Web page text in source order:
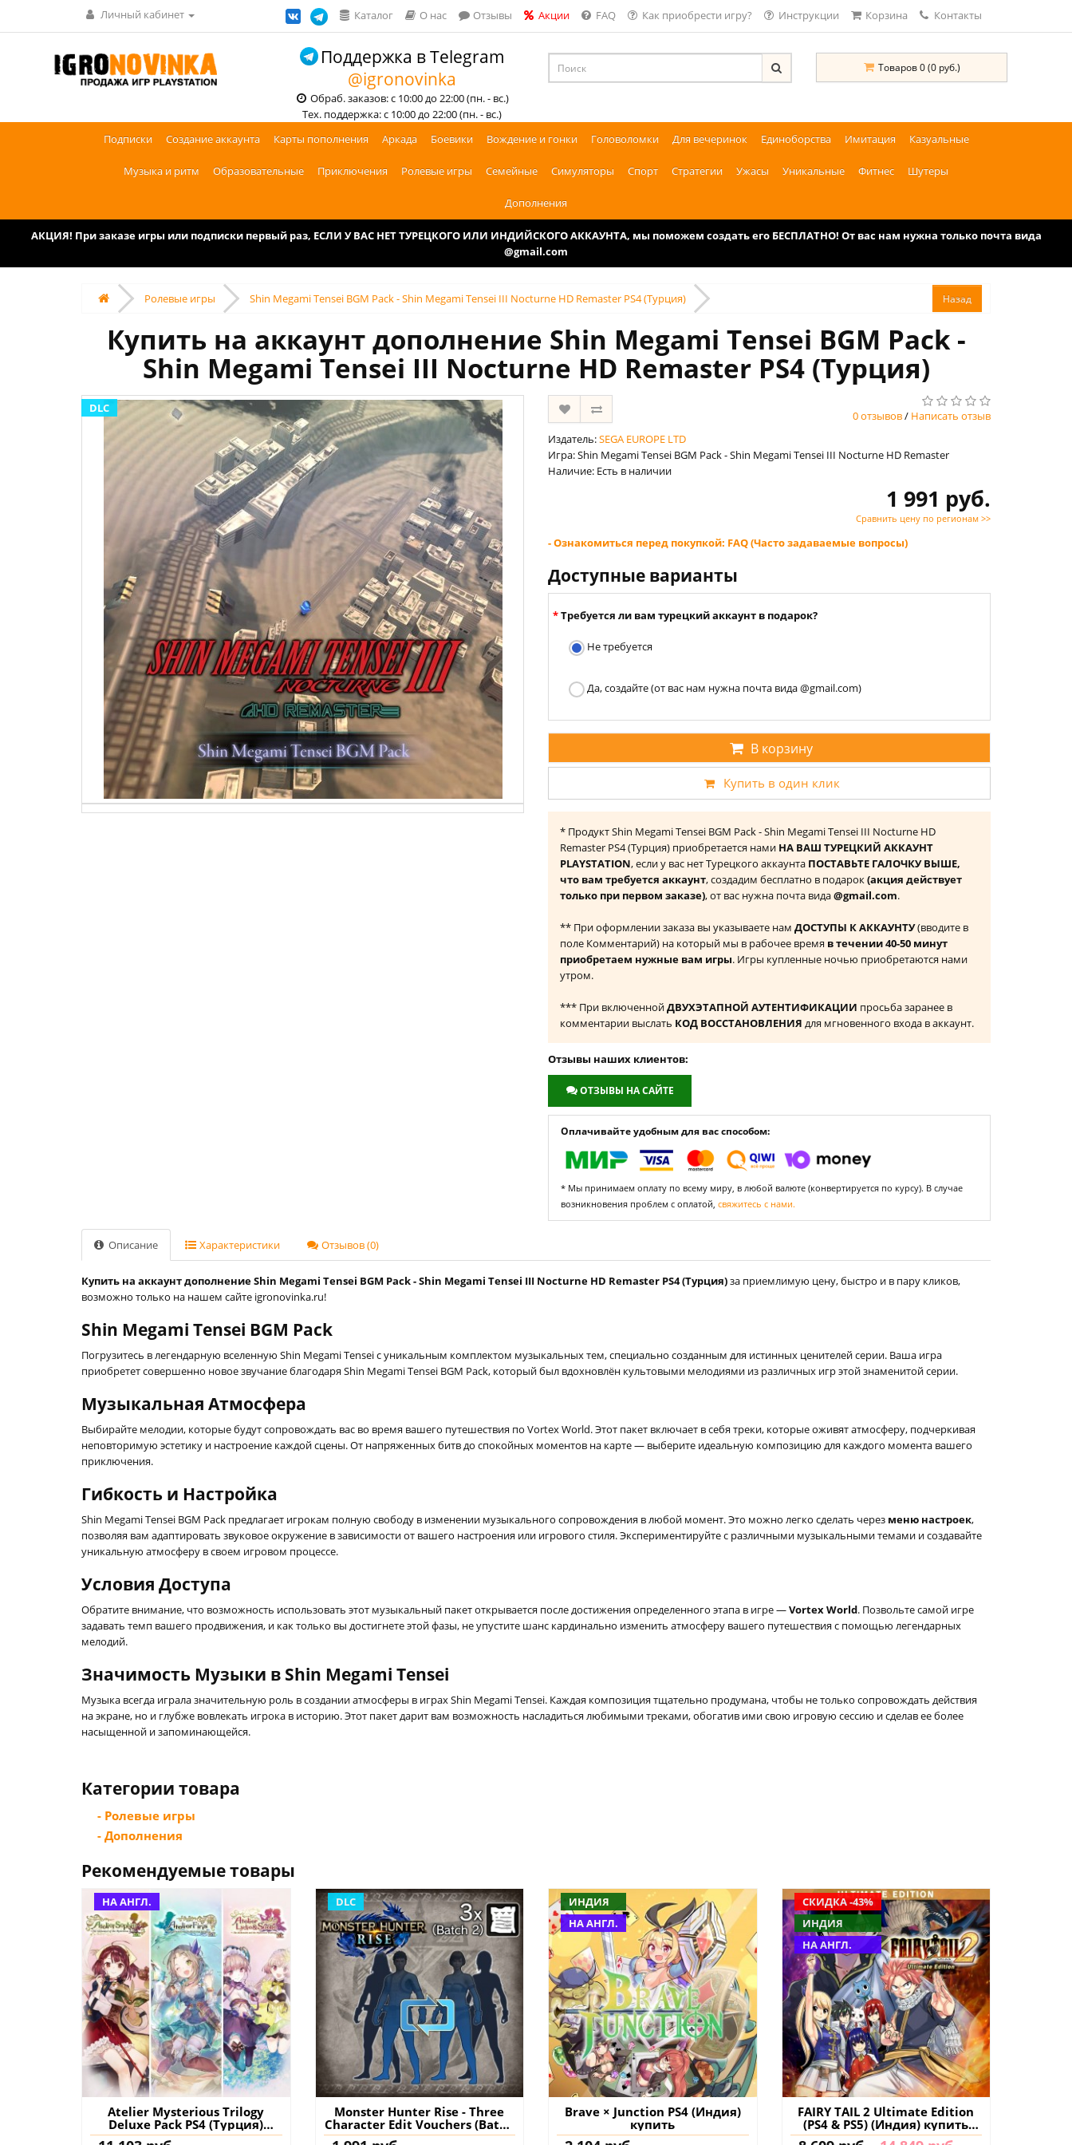
Личный кабинет Каталог О нас Отзывы Акции FAQ Как приобрести игру? Инструкции Корзина Контакты
Поддержка в Telegram
@igronovinka
Обраб. заказов: с 10:00 до 22:00 (пн. - вс.)
Тех. поддержка: с 10:00 до 22:00 (пн. - вс.)
Товаров 0 (0 руб.)
Подписки Создание аккаунта Карты пополнения Аркада Боевики Вождение и гонки Головоломки Для вечеринок Единоборства Имитация Казуальные
Музыка и ритм Образовательные Приключения Ролевые игры Семейные Симуляторы Спорт Стратегии Ужасы Уникальные Фитнес Шутеры
Дополнения
АКЦИЯ! При заказе игры или подписки первый раз, ЕСЛИ У ВАС НЕТ ТУРЕЦКОГО ИЛИ ИНДИЙСКОГО АККАУНТА, мы поможем создать его БЕСПЛАТНО! От вас нам нужна только почта вида
@gmail.com
Ролевые игры Shin Megami Tensei BGM Pack - Shin Megami Tensei III Nocturne HD Remaster PS4 (Турция)
Купить на аккаунт дополнение Shin Megami Tensei BGM Pack -
Shin Megami Tensei III Nocturne HD Remaster PS4 (Турция)
DLC
0 отзывов/ Написать отзыв
Издатель:SEGA EUROPE LTD
Игра: Shin Megami Tensei BGM Pack - Shin Megami Tensei III Nocturne HD Remaster
Наличие: Есть в наличии
1 991 руб.
Сравнить цену по регионам >>
- Ознакомиться перед покупкой: FAQ (Часто задаваемые вопросы)
Доступные варианты
Требуется ли вам турецкий аккаунт в подарок?
Не требуется
Да, создайте (от вас нам нужна почта вида @gmail.com)
В корзину
Купить в один клик
* Продукт Shin Megami Tensei BGM Pack - Shin Megami Tensei III Nocturne HD
Remaster PS4 (Турция) приобретается нами НА ВАШ ТУРЕЦКИЙ АККАУНТ
PLAYSTATION, если у вас нет Турецкого аккаунта ПОСТАВЬТЕ ГАЛОЧКУ ВЫШЕ,
что вам требуется аккаунт, создадим бесплатно в подарок(акция действует
только при первом заказе), от вас нужна почта вида@gmail.com.
** При оформлении заказа вы указываете нам ДОСТУПЫ К АККАУНТУ(вводите в
поле Комментарий) на который мы в рабочее время в течении 40-50 минут
приобретаем нужные вам игры. Игры купленные ночью приобретаются нами
утром.
*** При включеннойДВУХЭТАПНОЙ АУТЕНТИФИКАЦИИ просьба заранее в
комментарии выслать КОД ВОССТАНОВЛЕНИЯ для мгновенного входа в аккаунт.
Отзывы наших клиентов:
ОТЗЫВЫ НА САЙТЕ
Оплачивайте удобным для вас способом:
* Мы принимаем оплату по всему миру, в любой валюте (конвертируется по курсу). В случае
возникновения проблем с оплатой, свяжитесь с нами.
Описание Характеристики Отзывов (0)
Купить на аккаунт дополнение Shin Megami Tensei BGM Pack - Shin Megami Tensei III Nocturne HD Remaster PS4 (Турция)за приемлимую цену, быстро и в пару кликов,
возможно только на нашем сайте igronovinka.ru!
Shin Megami Tensei BGM Pack
Погрузитесь в легендарную вселенную Shin Megami Tensei с уникальным комплектом музыкальных тем, специально созданным для истинных ценителей серии. Ваша игра
приобретет совершенно новое звучание благодаря Shin Megami Tensei BGM Pack, который был вдохновлён культовыми мелодиями из различных игр этой знаменитой серии.
Музыкальная Атмосфера
Выбирайте мелодии, которые будут сопровождать вас во время вашего путешествия по Vortex World. Этот пакет включает в себя треки, которые оживят атмосферу, подчеркивая
неповторимую эстетику и настроение каждой сцены. От напряженных битв до спокойных моментов на карте — выберите идеальную композицию для каждого момента вашего
приключения.
Гибкость и Настройка
Shin Megami Tensei BGM Pack предлагает игрокам полную свободу в изменении музыкального сопровождения в любой момент. Это можно легко сделать через меню настроек,
позволяя вам адаптировать звуковое окружение в зависимости от вашего настроения или игрового стиля. Экспериментируйте с различными музыкальными темами и создавайте
уникальную атмосферу в своем игровом процессе.
Условия Доступа
Обратите внимание, что возможность использовать этот музыкальный пакет открывается после достижения определенного этапа в игре —Vortex World. Позвольте самой игре
задавать темп вашего продвижения, и как только вы достигнете этой фазы, не упустите шанс кардинально изменить атмосферу вашего путешествия с помощью легендарных
мелодий.
Значимость Музыки в Shin Megami Tensei
Музыка всегда играла значительную роль в создании атмосферы в играх Shin Megami Tensei. Каждая композиция тщательно продумана, чтобы не только сопровождать действия
на экране, но и глубже вовлекать игрока в историю. Этот пакет дарит вам возможность насладиться любимыми треками, обогатив ими свою игровую сессию и сделав ее более
насыщенной и запоминающейся.
Категории товара
- Ролевые игры
- Дополнения
Рекомендуемые товары
НА АНГЛ.
Atelier Mysterious Trilogy
Deluxe Pack PS4 (Турция)
купить игру на аккаунт
DLC
Monster Hunter Rise - Three
Character Edit Vouchers (Batch
2) PS4 & PS5 (Турция) купить
ИНДИЯ
НА АНГЛ.
Brave × Junction PS4 (Индия)
купить
СКИДКА -43%
ИНДИЯ
НА АНГЛ.
FAIRY TAIL 2 Ultimate Edition
(PS4 & PS5) (Индия) купить
игру на аккаунт